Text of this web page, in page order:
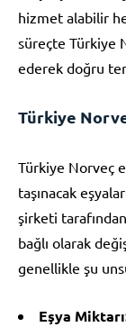
hizmet alabilir
süreçte Türkiye
ederek doğru
Türkiye
Türkiye Norveç
taşınacak
şirketi
bağlı olarak
genellikle şu
Eşya